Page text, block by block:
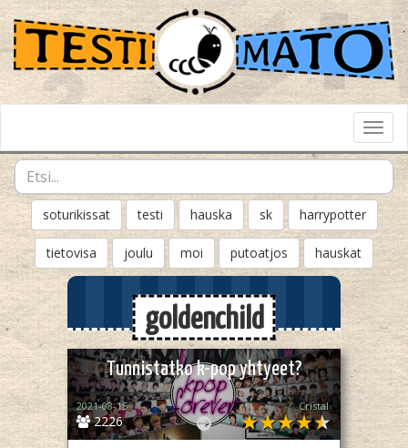
soturikissat testi hauska sk harrypotter
tietovisa joulu moi putoatjos hauskat
goldenchild
Tunnistatko k-pop yhtyeet?
2226
2021-08-15 Cristal